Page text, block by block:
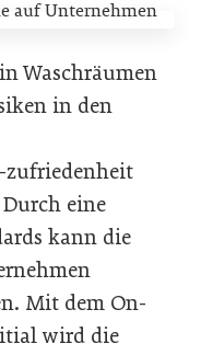
Waschräumen
in den
zufriedenheit
eine
kann die
Mit dem On-
wird die